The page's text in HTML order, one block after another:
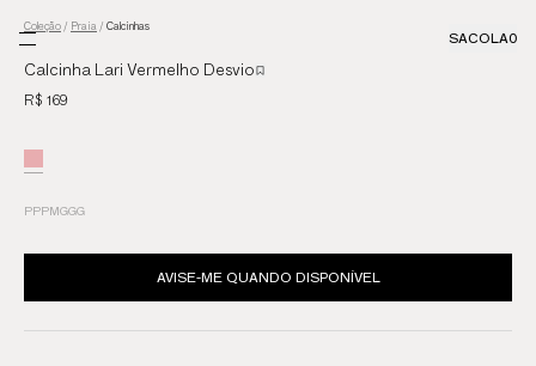
SACOLA0
Coleção / Praia / Calcinhas
Calcinha Lari Vermelho Desvio
R$ 169
PPPMGGG
AVISE-ME QUANDO DISPONÍVEL